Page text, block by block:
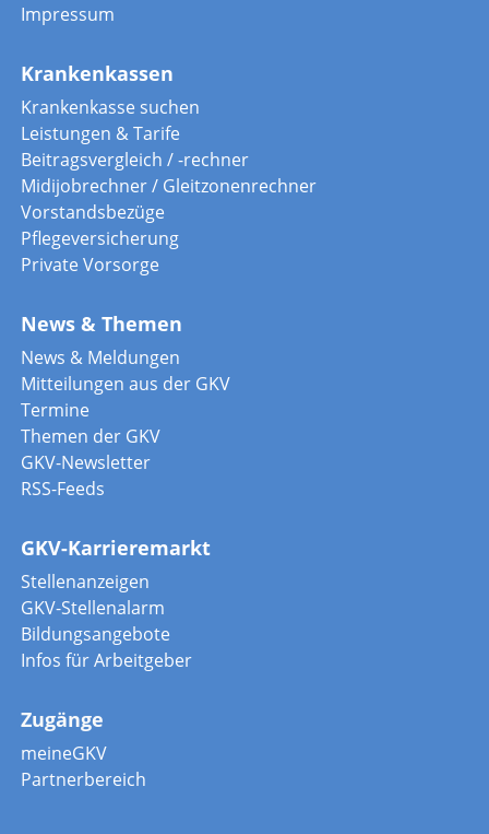
Impressum
Krankenkassen
Krankenkasse suchen
Leistungen & Tarife
Beitragsvergleich / -rechner
Midijobrechner / Gleitzonenrechner
Vorstandsbezüge
Pflegeversicherung
Private Vorsorge
News & Themen
News & Meldungen
Mitteilungen aus der GKV
Termine
Themen der GKV
GKV-Newsletter
RSS-Feeds
GKV-Karrieremarkt
Stellenanzeigen
GKV-Stellenalarm
Bildungsangebote
Infos für Arbeitgeber
Zugänge
meineGKV
Partnerbereich